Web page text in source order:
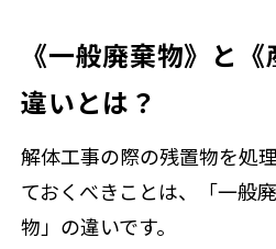
《一般廃棄物》と
違いとは？
解体工事の際の残置物を処
ておくべきことは、「一般
物」の違いです。